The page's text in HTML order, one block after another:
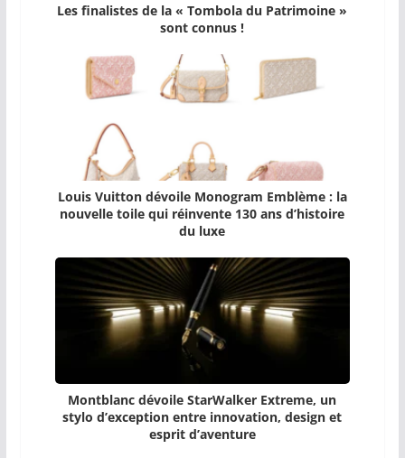
Les finalistes de la « Tombola du Patrimoine »
sont connus !
Louis Vuitton dévoile Monogram Emblème : la
nouvelle toile qui réinvente 130 ans d’histoire
du luxe
Montblanc dévoile StarWalker Extreme, un
stylo d’exception entre innovation, design et
esprit d’aventure